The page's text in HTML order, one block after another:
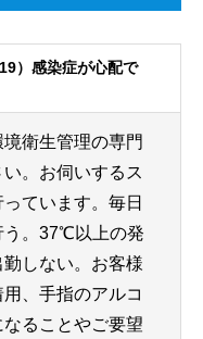
）感染症が心配で
衛生管理の専門
。お伺いするス
ています。毎日
う。37℃以上の発
しない。お客様
、手指のアルコ
ることやご要望